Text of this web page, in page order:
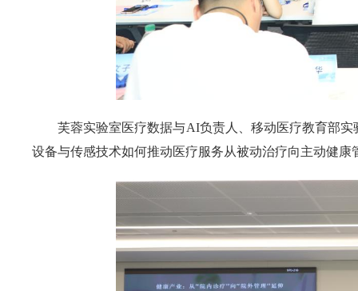
芙蓉实验室医疗数据与AI负责人、移动医疗教育部
设备与传感技术如何推动医疗服务从被动治疗向主动健康